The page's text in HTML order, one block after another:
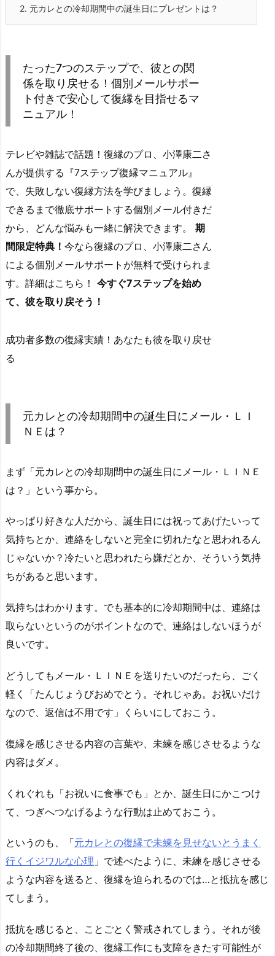
2. 元カレとの冷却期間中の誕生日にプレゼントは？
たった7つのステップで、彼との関
係を取り戻せる！個別メールサポー
ト付きで安心して復縁を目指せるマ
ニュアル！
テレビや雑誌で話題！復縁のプロ、小澤康二さ
んが提供する『7ステップ復縁マニュアル』
で、失敗しない復縁方法を学びましょう。復縁
できるまで徹底サポートする個別メール付きだ
から、どんな悩みも一緒に解決できます。 期
間限定特典！ 今なら復縁のプロ、小澤康二さん
による個別メールサポートが無料で受けられま
す。詳細はこちら！ 今すぐ7ステップを始め
て、彼を取り戻そう！
成功者多数の復縁実績！あなたも彼を取り戻せ
る
元カレとの冷却期間中の誕生日にメール・ＬＩ
ＮＥは？
まず「元カレとの冷却期間中の誕生日にメール・ＬＩＮＥ
は？」という事から。
やっぱり好きな人だから、誕生日には祝ってあげたいって
気持ちとか、連絡をしないと完全に切れたなと思われるん
じゃないか？冷たいと思われたら嫌だとか、そういう気持
ちがあると思います。
気持ちはわかります。でも基本的に冷却期間中は、連絡は
取らないというのがポイントなので、連絡はしないほうが
良いです。
どうしてもメール・ＬＩＮＥを送りたいのだったら、ごく
軽く「たんじょうびおめでとう。それじゃあ。お祝いだけ
なので、返信は不用です」くらいにしておこう。
復縁を感じさせる内容の言葉や、未練を感じさせるような
内容はダメ。
くれぐれも「お祝いに食事でも」とか、誕生日にかこつけ
て、つぎへつなげるような行動は止めておこう。
というのも、「元カレとの復縁で未練を見せないとうまく
行くイジワルな心理 」で述べたように、未練を感じさせる
ような内容を送ると、復縁を迫られるのでは…と抵抗を感じ
てしまう。
抵抗を感じると、ことごとく警戒されてしまう。それが後
の冷却期間終了後の、復縁工作にも支障をきたす可能性が